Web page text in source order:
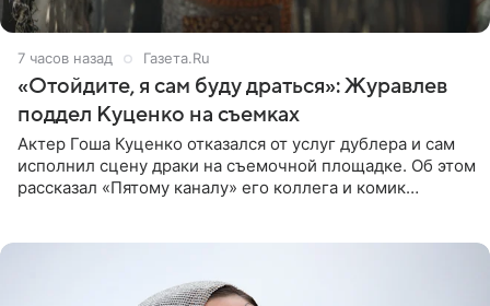
7 часов назад Газета.Ru
«Отойдите, я сам буду драться»: Журавлев
поддел Куценко на съемках
Актер Гоша Куценко отказался от услуг дублера и сам
исполнил сцену драки на съемочной площадке. Об этом
рассказал «Пятому каналу» его коллега и комик